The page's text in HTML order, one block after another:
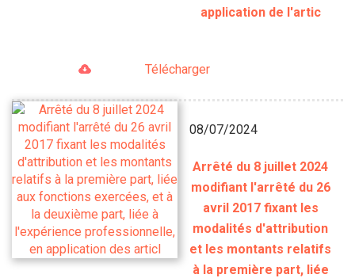
application de l'artic
Télécharger
08/07/2024
Arrêté du 8 juillet 2024
modifiant l'arrêté du 26
avril 2017 fixant les
modalités d'attribution
et les montants relatifs
à la première part, liée